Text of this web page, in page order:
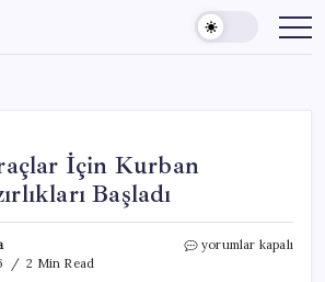
İçin Kurban
Başladı
2 Min Read
Elektrikli
yorumlar kapalı